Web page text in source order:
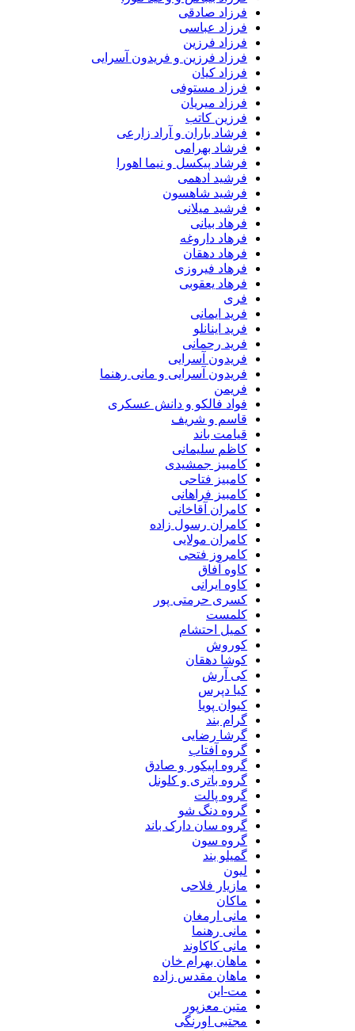
فرزاد صادقی
فرزاد عباسی
فرزاد فرزین
فرزاد فرزین و فریدون آسرایی
فرزاد کیان
فرزاد مستوفی
فرزاد میریان
فرزین کاتب
فرشاد باران و آراد زارعی
فرشاد بهرامی
فرشاد پیکسل و نیما اهورا
فرشید ادهمی
فرشید شاهسون
فرشید میلانی
فرهاد بیانی
فرهاد داروغه
فرهاد دهقان
فرهاد فیروزی
فرهاد یعقوبی
فری
فرید ایمانی
فرید اینانلو
فرید رحمانی
فریدون آسرایی
فریدون آسرایی و مانی رهنما
فریمن
فواد فالکو و دانش عسکری
قاسم و شریف
قیامت باند
کاظم سلیمانی
کامبیز جمشیدی
کامبیز فتاحی
کامبیز فراهانی
کامران آقاخانی
کامران رسول زاده
کامران مولایی
کامروز فتحی
کاوه آفاق
کاوه ایرانی
کسری حرمتی پور
کلمست
کمیل احتشام
کوروش
کوشا دهقان
کی آرش
کیا دپرس
کیوان پویا
گرام بند
گرشا رضایی
گروه آفتاب
گروه اپیکور و صادق
گروه باتری و کلونل
گروه پالت
گروه دنگ شو
گروه سان دارک باند
گروه سون
گمیلو بند
لیون
مازیار فلاحی
ماکان
مانی ارمغان
مانی رهنما
مانی کاکاوند
ماهان بهرام خان
ماهان مقدس زاده
مت-این
متین معزپور
مجتبی اورنگی